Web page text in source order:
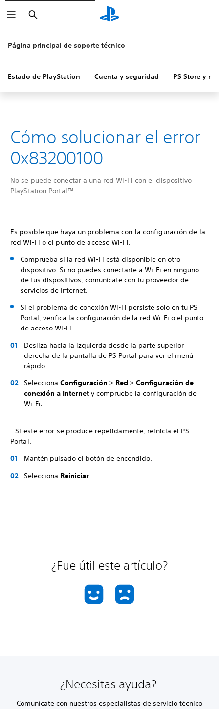
Buscar
Página principal de soporte técnico
Estado de PlayStation Cuenta y seguridad PS Store y
Cómo solucionar el error
0x83200100
No se puede conectar a una red Wi-Fi con el dispositivo
PlayStation Portal™.
Es posible que haya un problema con la configuración de la
red Wi-Fi o el punto de acceso Wi-Fi.
Comprueba si la red Wi-Fi está disponible en otro
dispositivo. Si no puedes conectarte a Wi-Fi en ninguno
de tus dispositivos, comunícate con tu proveedor de
servicios de Internet.
Si el problema de conexión Wi-Fi persiste solo en tu PS
Portal, verifica la configuración de la red Wi-Fi o el punto
de acceso Wi-Fi.
Desliza hacia la izquierda desde la parte superior
derecha de la pantalla de PS Portal para ver el menú
rápido.
Selecciona Configuración > Red > Configuración de
conexión a Internet y compruebe la configuración de
Wi-Fi.
- Si este error se produce repetidamente, reinicia el PS
Portal.
Mantén pulsado el botón de encendido.
Selecciona Reiniciar.
¿Fue útil este artículo?
¿Necesitas ayuda?
Comunícate con nuestros especialistas de servicio técnico